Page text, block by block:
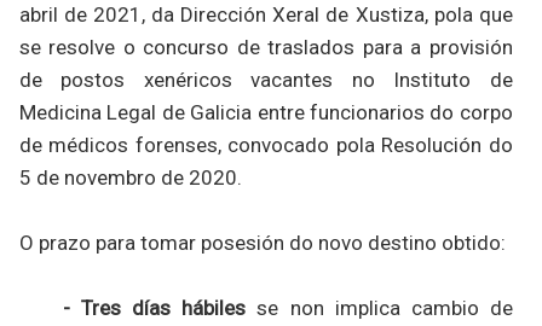
abril de 2021, da Dirección Xeral de Xustiza, pola que
se resolve o concurso de traslados para a provisión
de postos xenéricos vacantes no Instituto de
Medicina Legal de Galicia entre funcionarios do corpo
de médicos forenses, convocado pola Resolución do
5 de novembro de 2020.
O prazo para tomar posesión do novo destino obtido:
- Tres días hábiles se non implica cambio de